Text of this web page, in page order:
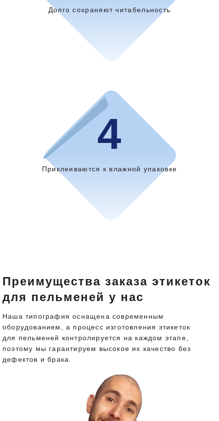
Долго сохраняют читабельность
4
Приклеиваются к влажной упаковке
Преимущества заказа этикеток
для пельменей у нас
Наша типография оснащена современным
оборудованием, а процесс изготовления этикеток
для пельменей контролируется на каждом этапе,
поэтому мы гарантируем высокое их качество без
дефектов и брака.